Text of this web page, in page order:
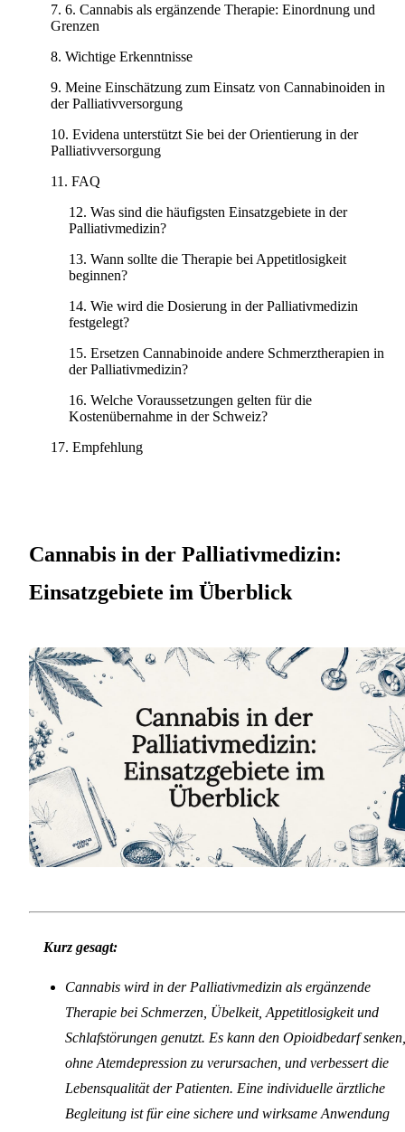
6. Cannabis als ergänzende Therapie: Einordnung und
Grenzen
Wichtige Erkenntnisse
Meine Einschätzung zum Einsatz von Cannabinoiden in
der Palliativversorgung
Evidena unterstützt Sie bei der Orientierung in der
Palliativversorgung
FAQ
Was sind die häufigsten Einsatzgebiete in der
Palliativmedizin?
Wann sollte die Therapie bei Appetitlosigkeit
beginnen?
Wie wird die Dosierung in der Palliativmedizin
festgelegt?
Ersetzen Cannabinoide andere Schmerztherapien in
der Palliativmedizin?
Welche Voraussetzungen gelten für die
Kostenübernahme in der Schweiz?
Empfehlung
Cannabis in der Palliativmedizin:
Einsatzgebiete im Überblick
Kurz gesagt:
Cannabis wird in der Palliativmedizin als ergänzende
Therapie bei Schmerzen, Übelkeit, Appetitlosigkeit und
Schlafstörungen genutzt. Es kann den Opioidbedarf senken,
ohne Atemdepression zu verursachen, und verbessert die
Lebensqualität der Patienten. Eine individuelle ärztliche
Begleitung ist für eine sichere und wirksame Anwendung